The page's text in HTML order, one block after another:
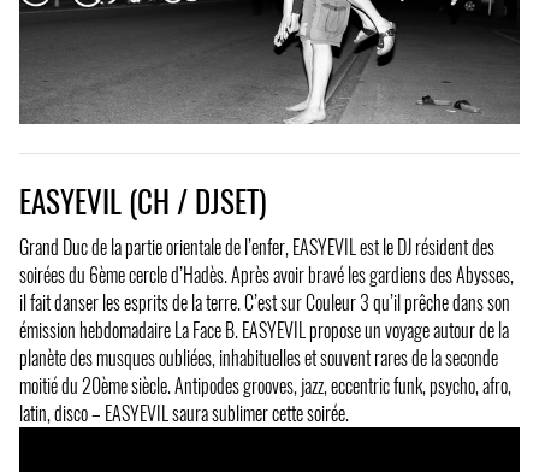
EASYEVIL (CH / DJSET)
Grand Duc de la partie orientale de l’enfer, EASYEVIL est le DJ résident des
soirées du 6ème cercle d’Hadès. Après avoir bravé les gardiens des Abysses,
il fait danser les esprits de la terre. C’est sur Couleur 3 qu’il prêche dans son
émission hebdomadaire La Face B. EASYEVIL propose un voyage autour de la
planète des musques oubliées, inhabituelles et souvent rares de la seconde
moitié du 20ème siècle. Antipodes grooves, jazz, eccentric funk, psycho, afro,
latin, disco – EASYEVIL saura sublimer cette soirée.